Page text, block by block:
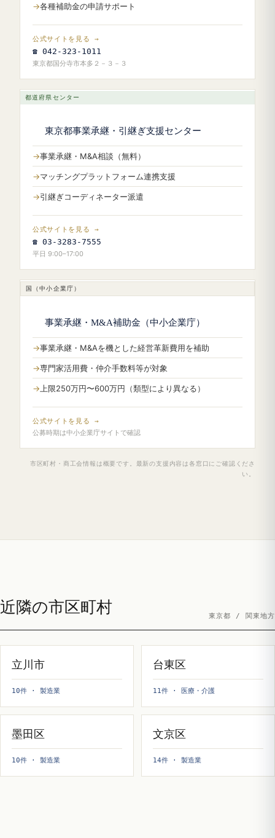
各種補助金の申請サポート
公式サイトを見る →
☎ 042-323-1011
東京都国分寺市本多２－３－３
都道府県センター
東京都事業承継・引継ぎ支援センター
事業承継・M&A相談（無料）
マッチングプラットフォーム連携支援
引継ぎコーディネーター派遣
公式サイトを見る →
☎ 03-3283-7555
平日 9:00–17:00
国（中小企業庁）
事業承継・M&A補助金（中小企業庁）
事業承継・M&Aを機とした経営革新費用を補助
専門家活用費・仲介手数料等が対象
上限250万円〜600万円（類型により異なる）
公式サイトを見る →
公募時期は中小企業庁サイトで確認
市区町村・商工会情報は概要です。最新の支援内容は各窓口にご確認くださ
い。
近隣の市区町村 東京都 / 関東地方
立川市
10件 · 製造業
台東区
11件 · 医療・介護
墨田区
10件 · 製造業
文京区
14件 · 製造業